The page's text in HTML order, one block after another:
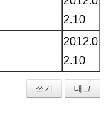
2.10
2012.0
2.10
쓰기 태그